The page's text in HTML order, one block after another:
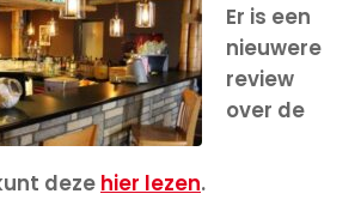
Er is een
nieuwere
review
over de
deze hier lezen.